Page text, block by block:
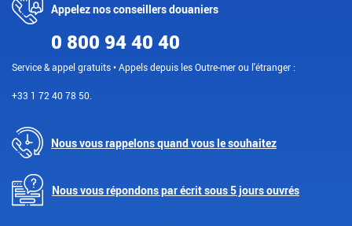
Appelez nos conseillers douaniers
0 800 94 40 40
Service & appel gratuits • Appels depuis les Outre-mer ou l'étranger :
+33 1 72 40 78 50.
Nous vous rappelons quand vous le souhaitez
Nous vous répondons par écrit sous 5 jours ouvrés